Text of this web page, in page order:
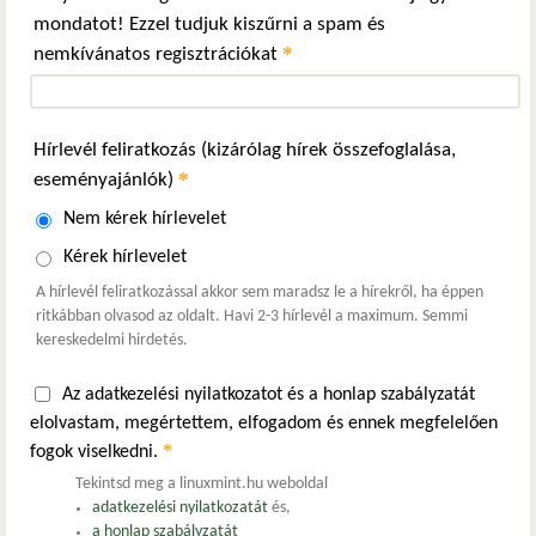
mondatot! Ezzel tudjuk kiszűrni a spam és
nemkívánatos regisztrációkat *
Hírlevél feliratkozás (kizárólag hírek összefoglalása,
eseményajánlók) *
Nem kérek hírlevelet
Kérek hírlevelet
A hírlevél feliratkozással akkor sem maradsz le a hírekről, ha éppen
ritkábban olvasod az oldalt. Havi 2-3 hírlevél a maximum. Semmi
kereskedelmi hirdetés.
Az adatkezelési nyilatkozatot és a honlap szabályzatát
elolvastam, megértettem, elfogadom és ennek megfelelően
fogok viselkedni. *
Tekintsd meg a linuxmint.hu weboldal
adatkezelési nyilatkozatátés,
a honlap szabályzatát